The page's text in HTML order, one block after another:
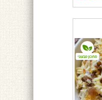
מתכון טבעוני